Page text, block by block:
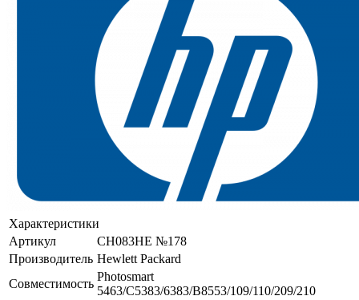
Характеристики
Артикул
CH083HE №178
Производитель Hewlett Packard
Совместимость
Photosmart
5463/C5383/6383/B8553/109/110/209/210